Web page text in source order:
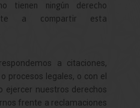
tienen ningún derecho
a compartir esta
a citaciones,
procesos legales, o con el
ejercer nuestros derechos
frente a reclamaciones